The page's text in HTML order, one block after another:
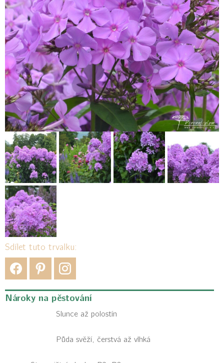
Sdílet tuto trvalku:
Nároky na pěstování
Slunce až polostín
Půda svěží, čerstvá až vlhká